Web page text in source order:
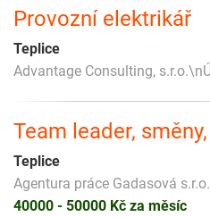
Provozní elektrikář
Teplice
Advantage Consulting,
Team leader,
Teplice
Agentura práce Gadasová s.r.o.
40000 - 50000 Kč za měsíc